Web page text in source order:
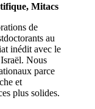
Mitacs
de
au
inédit avec le
Nous
parce
et
plus solides.